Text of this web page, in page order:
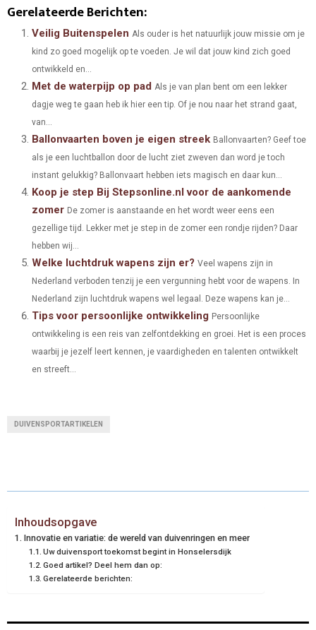
A
R
O
T
W
T
E
R
)
A
R
O
C
E
O
K
A
R
O
N
T
R
S
T
A
R
O
N
K
D
N
O
Gerelateerde Berichten:
Veilig Buitenspelen Als ouder is het natuurlijk jouw missie om je
kind zo goed mogelijk op te voeden. Je wil dat jouw kind zich goed
ontwikkeld en...
Met de waterpijp op pad Als je van plan bent om een lekker
dagje weg te gaan heb ik hier een tip. Of je nou naar het strand gaat,
van...
Ballonvaarten boven je eigen streek Ballonvaarten? Geef toe
als je een luchtballon door de lucht ziet zweven dan word je toch
instant gelukkig? Ballonvaart hebben iets magisch en daar kun...
Koop je step Bij Stepsonline.nl voor de aankomende
zomer De zomer is aanstaande en het wordt weer eens een
gezellige tijd. Lekker met je step in de zomer een rondje rijden? Daar
hebben wij...
Welke luchtdruk wapens zijn er? Veel wapens zijn in
Nederland verboden tenzij je een vergunning hebt voor de wapens. In
Nederland zijn luchtdruk wapens wel legaal. Deze wapens kan je...
Tips voor persoonlijke ontwikkeling Persoonlijke
ontwikkeling is een reis van zelfontdekking en groei. Het is een proces
waarbij je jezelf leert kennen, je vaardigheden en talenten ontwikkelt
en streeft...
DUIVENSPORTARTIKELEN
Inhoudsopgave
Innovatie en variatie: de wereld van duivenringen en meer
Uw duivensport toekomst begint in Honselersdijk
Goed artikel? Deel hem dan op:
Gerelateerde berichten: